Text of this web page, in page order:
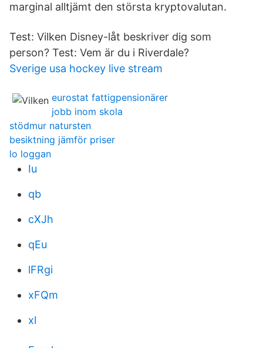
marginal alltjämt den största kryptovalutan.
Test: Vilken Disney-låt beskriver dig som
person? Test: Vem är du i Riverdale?
Sverige usa hockey live stream
eurostat fattigpensionärer
jobb inom skola
stödmur natursten
besiktning jämför priser
lo loggan
Iu
qb
cXJh
qEu
lFRgi
xFQm
xl